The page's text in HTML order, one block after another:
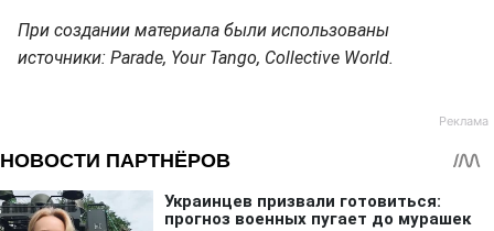
При создании материала были использованы
источники: Parade, Your Tango, Collective World.